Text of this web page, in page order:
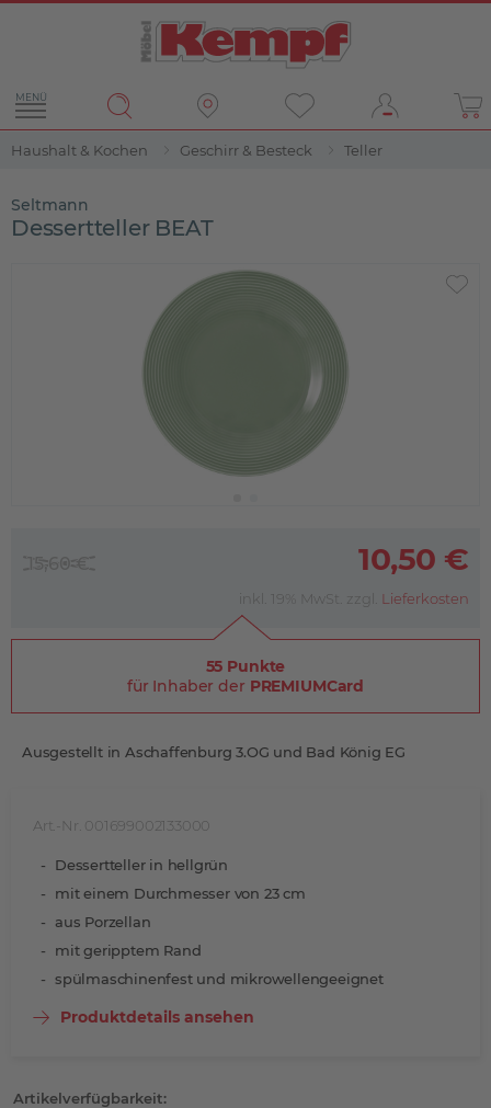
MENÜ
Haushalt & Kochen Geschirr & Besteck Teller
Seltmann
Dessertteller BEAT
Art.-Nr. 001699002133000
Dessertteller in hellgrün
mit einem Durchmesser von 23 cm
aus Porzellan
mit geripptem Rand
spülmaschinenfest und mikrowellengeeignet
Produktdetails ansehen
Artikelverfügbarkeit:
10,50 €
inkl. 19% MwSt. zzgl. Lieferkosten
55 Punkte
für Inhaber der PREMIUMCard
Ausgestellt in Aschaffenburg 3.OG und Bad König EG